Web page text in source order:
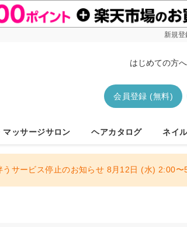
新規
はじめての方へ
会員登録 (無料)
マッサージサロン ヘアカタログ ネイ
うサービス停止のお知らせ 8月12日 (水) 2:00〜